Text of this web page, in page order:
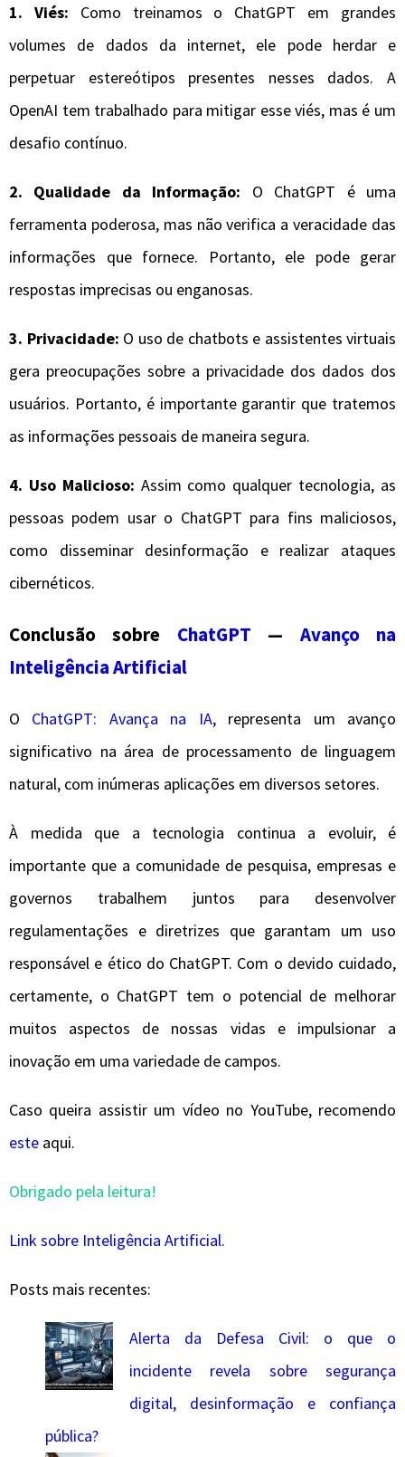
1. Viés: Como treinamos o ChatGPT em grandes
volumes de dados da internet, ele pode herdar e
perpetuar estereótipos presentes nesses dados. A
OpenAI tem trabalhado para mitigar esse viés, mas é um
desafio contínuo.
2. Qualidade da Informação: O ChatGPT é uma
ferramenta poderosa, mas não verifica a veracidade das
informações que fornece. Portanto, ele pode gerar
respostas imprecisas ou enganosas.
3. Privacidade: O uso de chatbots e assistentes virtuais
gera preocupações sobre a privacidade dos dados dos
usuários. Portanto, é importante garantir que tratemos
as informações pessoais de maneira segura.
4. Uso Malicioso: Assim como qualquer tecnologia, as
pessoas podem usar o ChatGPT para fins maliciosos,
como disseminar desinformação e realizar ataques
cibernéticos.
Conclusão sobre ChatGPT — Avanço na
Inteligência Artificial
O ChatGPT: Avança na IA, representa um avanço
significativo na área de processamento de linguagem
natural, com inúmeras aplicações em diversos setores.
À medida que a tecnologia continua a evoluir, é
importante que a comunidade de pesquisa, empresas e
governos trabalhem juntos para desenvolver
regulamentações e diretrizes que garantam um uso
responsável e ético do ChatGPT. Com o devido cuidado,
certamente, o ChatGPT tem o potencial de melhorar
muitos aspectos de nossas vidas e impulsionar a
inovação em uma variedade de campos.
Caso queira assistir um vídeo no YouTube, recomendo
este aqui.
Obrigado pela leitura!
Link sobre Inteligência Artificial.
Posts mais recentes:
Alerta da Defesa Civil: o que o
incidente revela sobre segurança
digital, desinformação e confiança
pública?